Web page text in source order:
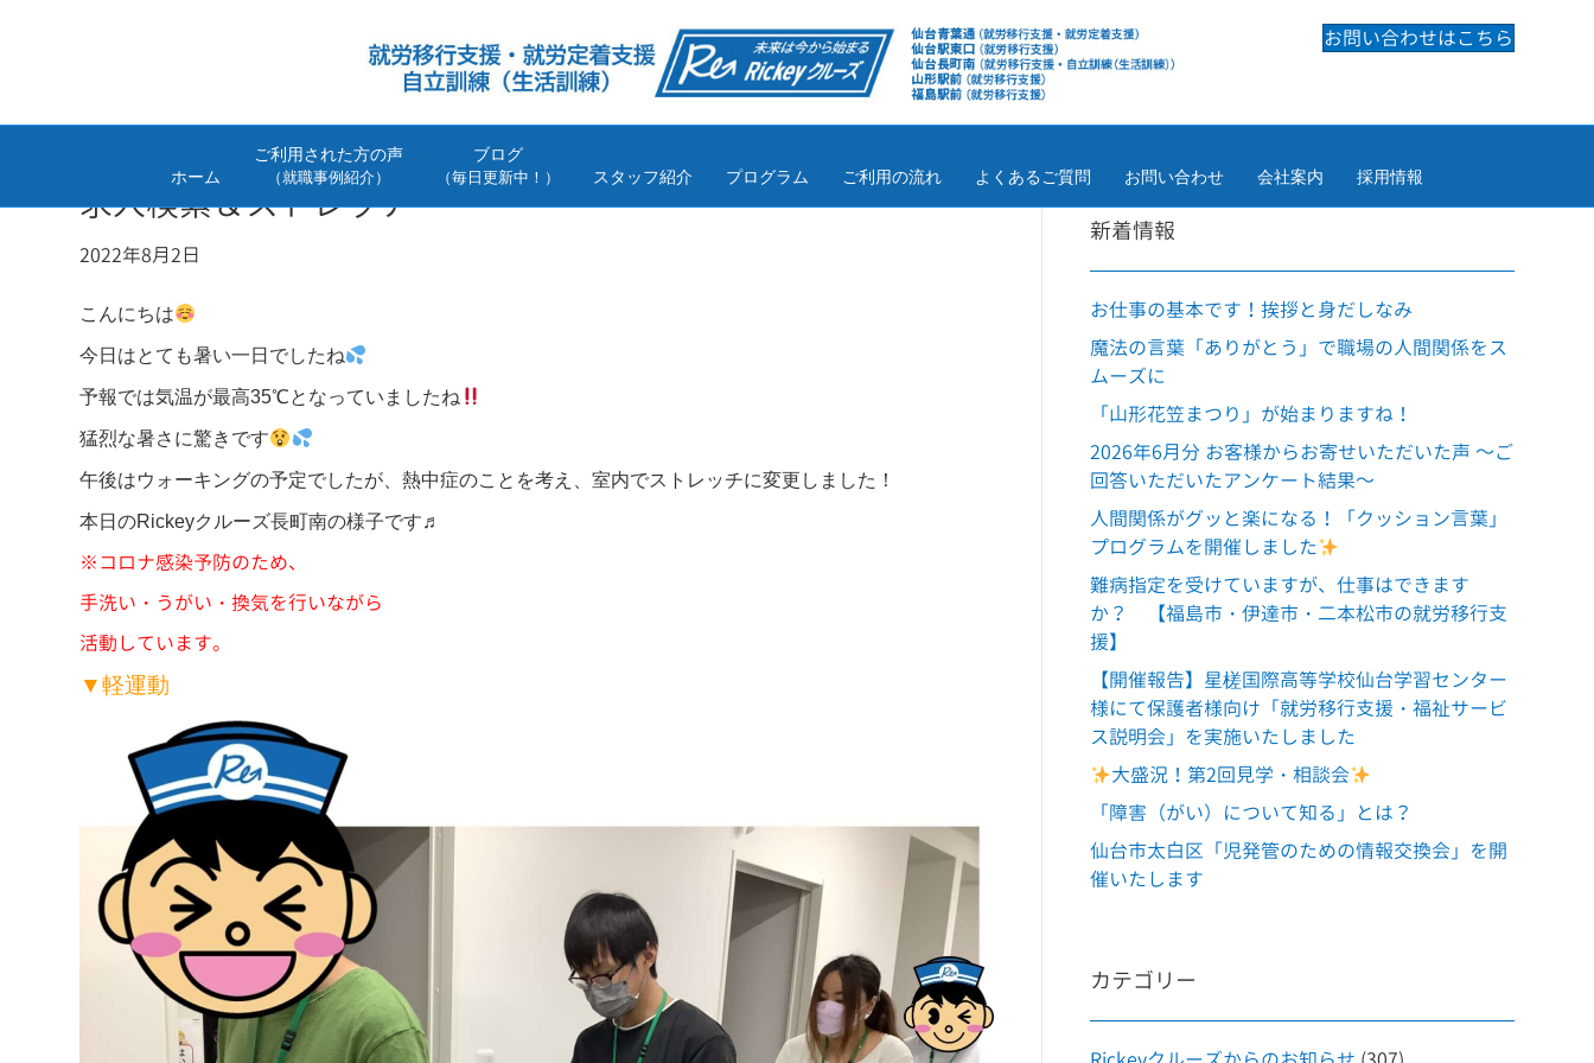
ホーム
ご利用された方の声
（就職事例紹介）
ブログ
（毎日更新中！） スタッフ紹介 プログラム ご利用の流れ よくあるご質問 お問い合わせ 会社案内 採用情報
お問い合わせはこちら
求人検索＆ストレッチ
2022年8月2日
こんにちは
今日はとても暑い一日でしたね
予報では気温が最高35℃となっていましたね
猛烈な暑さに驚きです
午後はウォーキングの予定でしたが、熱中症のことを考え、室内でストレッチに変更しました！
本日のRickeyクルーズ長町南の様子です♬
※コロナ感染予防のため、
手洗い・うがい・換気を行いながら
活動しています。
▼軽運動
新着情報
お仕事の基本です！挨拶と身だしなみ
魔法の言葉「ありがとう」で職場の人間関係をス
ムーズに
「山形花笠まつり」が始まりますね！
2026年6月分 お客様からお寄せいただいた声 ～ご
回答いただいたアンケート結果～
人間関係がグッと楽になる！「クッション言葉」
プログラムを開催しました
難病指定を受けていますが、仕事はできます
か？ 【福島市・伊達市・二本松市の就労移行支
援】
【開催報告】星槎国際高等学校仙台学習センター
様にて保護者様向け「就労移行支援・福祉サービ
ス説明会」を実施いたしました
大盛況！第2回見学・相談会
「障害（がい）について知る」とは？
仙台市太白区「児発管のための情報交換会」を開
催いたします
カテゴリー